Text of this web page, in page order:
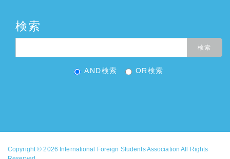
検索
AND検索 OR検索
Copyright © 2026 International Foreign Students Association All Rights